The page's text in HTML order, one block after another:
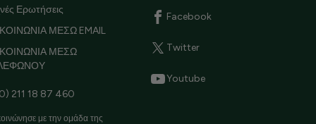
Ερωτήσεις
ΜΕΣΩ EMAIL
ΜΕΣΩ
211 18 87 460
με την ομάδα της
Facebook
Twitter
Youtube